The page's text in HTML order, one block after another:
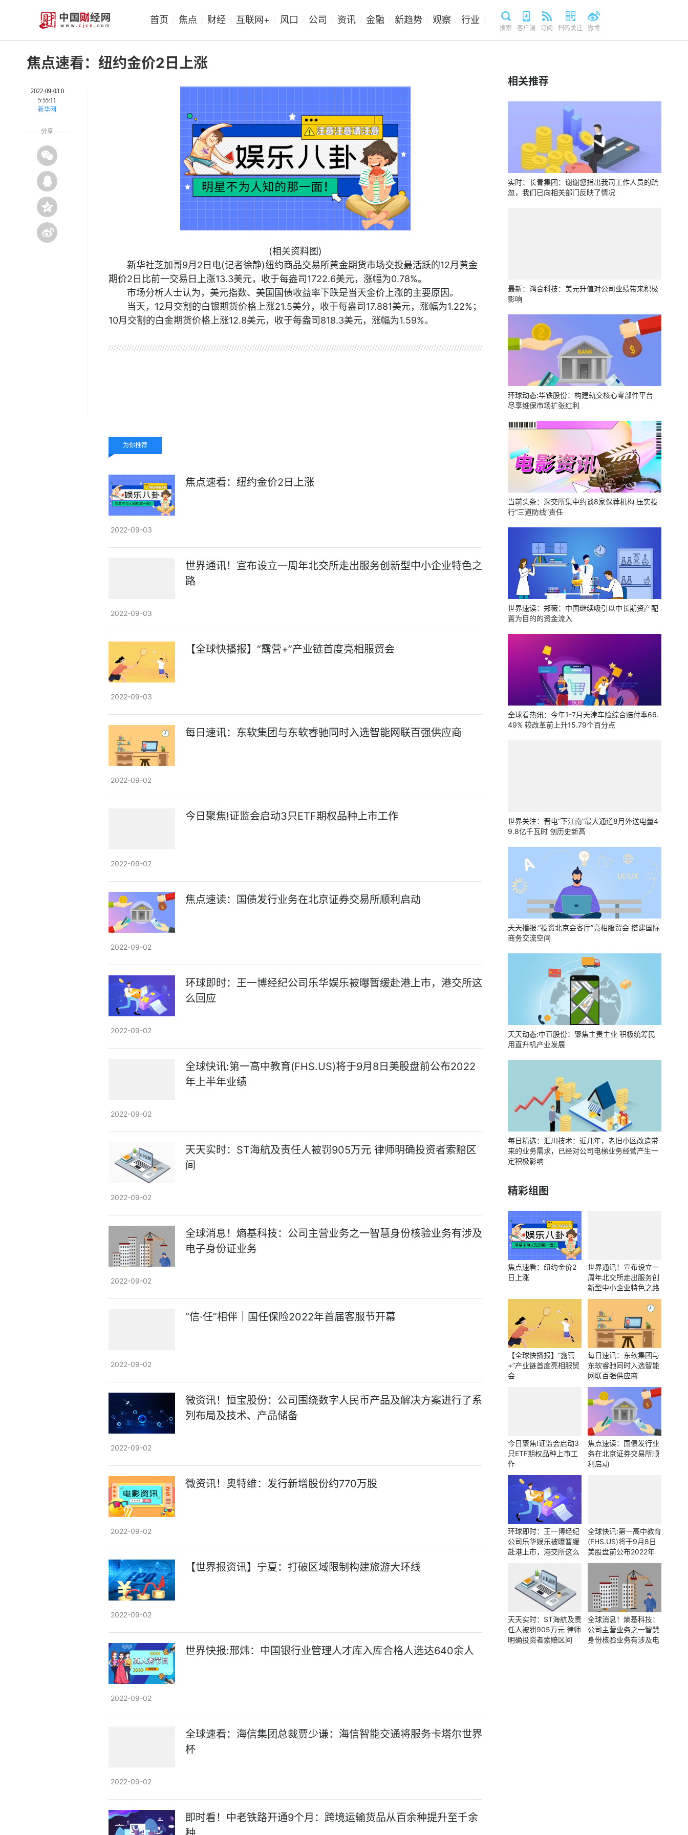
首页 焦点 财经 互联网+ 风口 公司 资讯 金融 新趋势 观察 行业
搜索 客户端 订阅 扫码关注 微博
焦点速看：纽约金价2日上涨
2022-09-03 0
5:55:11
新华网
分享
(相关资料图)
新华社芝加哥9月2日电(记者徐静)纽约商品交易所黄金期货市场交投最活跃的12月黄金
期价2日比前一交易日上涨13.3美元，收于每盎司1722.6美元，涨幅为0.78%。
市场分析人士认为，美元指数、美国国债收益率下跌是当天金价上涨的主要原因。
当天，12月交割的白银期货价格上涨21.5美分，收于每盎司17.881美元，涨幅为1.22%；
10月交割的白金期货价格上涨12.8美元，收于每盎司818.3美元，涨幅为1.59%。
为你推荐
焦点速看：纽约金价2日上涨
2022-09-03
世界通讯！宣布设立一周年北交所走出服务创新型中小企业特色之
路
2022-09-03
【全球快播报】“露营+”产业链首度亮相服贸会
2022-09-03
每日速讯：东软集团与东软睿驰同时入选智能网联百强供应商
2022-09-02
今日聚焦!证监会启动3只ETF期权品种上市工作
2022-09-02
焦点速读：国债发行业务在北京证券交易所顺利启动
2022-09-02
环球即时：王一博经纪公司乐华娱乐被曝暂缓赴港上市，港交所这
么回应
2022-09-02
全球快讯:第一高中教育(FHS.US)将于9月8日美股盘前公布2022
年上半年业绩
2022-09-02
天天实时：ST海航及责任人被罚905万元 律师明确投资者索赔区
间
2022-09-02
全球消息！熵基科技：公司主营业务之一智慧身份核验业务有涉及
电子身份证业务
2022-09-02
“信·任”相伴｜国任保险2022年首届客服节开幕
2022-09-02
微资讯！恒宝股份：公司围绕数字人民币产品及解决方案进行了系
列布局及技术、产品储备
2022-09-02
微资讯！奥特维：发行新增股份约770万股
2022-09-02
【世界报资讯】宁夏：打破区域限制构建旅游大环线
2022-09-02
世界快报:邢炜：中国银行业管理人才库入库合格人选达640余人
2022-09-02
全球速看：海信集团总裁贾少谦：海信智能交通将服务卡塔尔世界
杯
2022-09-02
即时看！中老铁路开通9个月：跨境运输货品从百余种提升至千余
相关推荐
实时：长青集团：谢谢您指出我司工作人员的疏
忽，我们已向相关部门反映了情况
最新：鸿合科技：美元升值对公司业绩带来积极
影响
环球动态:华铁股份：构建轨交核心零部件平台
尽享维保市场扩张红利
当前头条：深交所集中约谈8家保荐机构 压实投
行“三道防线”责任
世界速读：郑薇：中国继续吸引以中长期资产配
置为目的的资金流入
全球看热讯：今年1-7月天津车险综合赔付率66.
49% 较改革前上升15.79个百分点
世界关注：晋电“下江南”最大通道8月外送电量4
9.8亿千瓦时 创历史新高
天天播报:“投资北京会客厅”亮相服贸会 搭建国际
商务交流空间
天天动态:中直股份：聚焦主责主业 积极统筹民
用直升机产业发展
每日精选：汇川技术：近几年，老旧小区改造带
来的业务需求，已经对公司电梯业务经营产生一
定积极影响
精彩组图
焦点速看：纽约金价2
日上涨
世界通讯！宣布设立一
周年北交所走出服务创
新型中小企业特色之路
【全球快播报】“露营
+”产业链首度亮相服贸
会
每日速讯：东软集团与
东软睿驰同时入选智能
网联百强供应商
今日聚焦!证监会启动3
只ETF期权品种上市工
作
焦点速读：国债发行业
务在北京证券交易所顺
利启动
环球即时：王一博经纪
公司乐华娱乐被曝暂缓
赴港上市，港交所这么
全球快讯:第一高中教育
(FHS.US)将于9月8日
美股盘前公布2022年
上半年业绩
天天实时：ST海航及责
任人被罚905万元 律师
明确投资者索赔区间
全球消息！熵基科技：
公司主营业务之一智慧
身份核验业务有涉及电